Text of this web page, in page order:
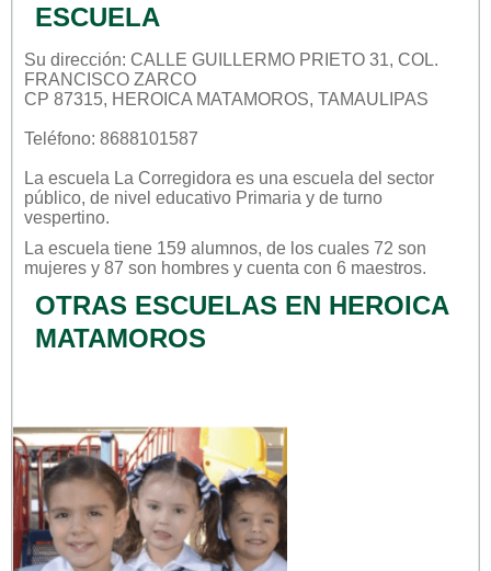
ESCUELA
Su dirección: CALLE GUILLERMO PRIETO 31, COL.
FRANCISCO ZARCO
CP 87315, HEROICA MATAMOROS, TAMAULIPAS
Teléfono: 8688101587
La escuela La Corregidora es una escuela del sector
público, de nivel educativo Primaria y de turno
vespertino.
La escuela tiene 159 alumnos, de los cuales 72 son
mujeres y 87 son hombres y cuenta con 6 maestros.
OTRAS ESCUELAS EN HEROICA
MATAMOROS